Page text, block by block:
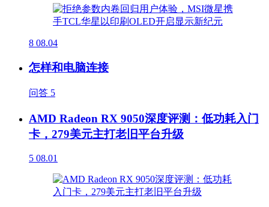
8 08.04
怎样和电脑连接
问答 5
AMD Radeon RX 9050深度评测：低功耗入门
卡，279美元主打老旧平台升级
5 08.01